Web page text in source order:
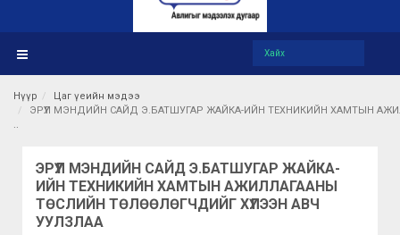
Нүүр
Цаг үеийн мэдээ
ЭРҮҮЛ МЭНДИЙН САЙД Э.БАТШУГАР ЖАЙКА-ИЙН ТЕХНИКИЙН ХАМТЫН
ЭРҮҮЛ МЭНДИЙН САЙД Э.БАТШУГАР ЖАЙКА-
ИЙН ТЕХНИКИЙН ХАМТЫН АЖИЛЛАГААНЫ
ТӨСЛИЙН ТӨЛӨӨЛӨГЧДИЙГ ХҮЛЭЭН АВЧ
УУЛЗЛАА